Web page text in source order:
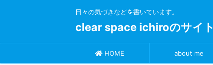
日々の気づきなどを書いています。
clear space ichiroのサイト
HOME about me